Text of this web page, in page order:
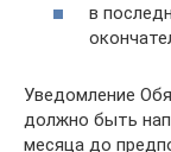
в
Уведомление
должно быть
месяца до